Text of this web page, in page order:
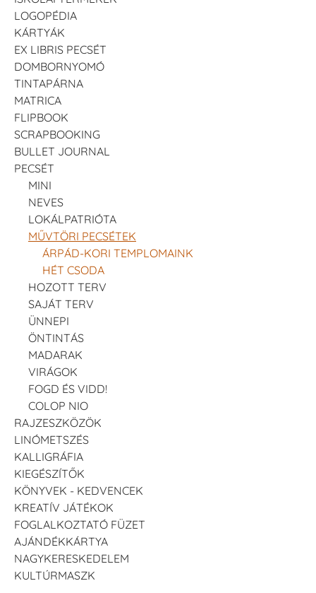
LOGOPÉDIA
KÁRTYÁK
EX LIBRIS PECSÉT
DOMBORNYOMÓ
TINTAPÁRNA
MATRICA
FLIPBOOK
SCRAPBOOKING
BULLET JOURNAL
PECSÉT
MINI
NEVES
LOKÁLPATRIÓTA
MŰVTÖRI PECSÉTEK
ÁRPÁD-KORI TEMPLOMAINK
HÉT CSODA
HOZOTT TERV
SAJÁT TERV
ÜNNEPI
ÖNTINTÁS
MADARAK
VIRÁGOK
FOGD ÉS VIDD!
COLOP NIO
RAJZESZKÖZÖK
LINÓMETSZÉS
KALLIGRÁFIA
KIEGÉSZÍTŐK
KÖNYVEK - KEDVENCEK
KREATÍV JÁTÉKOK
FOGLALKOZTATÓ FÜZET
AJÁNDÉKKÁRTYA
NAGYKERESKEDELEM
KULTÚRMASZK